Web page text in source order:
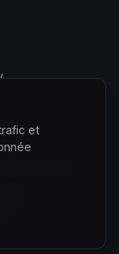
Bordeaux
et